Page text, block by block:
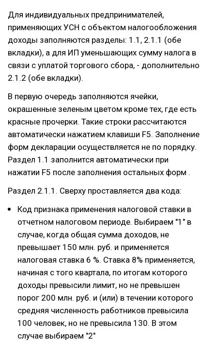
Для индивидуальных предпринимателей,
применяющих УСН с объектом налогообложения
доходы заполняются разделы: 1.1, 2.1.1 (обе
вкладки), а для ИП уменьшающих сумму налога в
связи с уплатой торгового сбора, - дополнительно
2.1.2 (обе вкладки).
В первую очередь заполняются ячейки,
окрашенные зеленым цветом кроме тех, где есть
красные прочерки. Такие строки рассчитаются
автоматически нажатием клавиши F5. Заполнение
форм декларации осуществляется не по порядку.
Раздел 1.1 заполнится автоматически при
нажатии F5 после заполнения остальных форм .
Раздел 2.1.1. Сверху проставляется два кода:
Код признака применения налоговой ставки в
отчетном налоговом периоде. Выбираем "1" в
случае, когда общая сумма доходов, не
превышает 150 млн. руб. и применяется
налоговая ставка 6 %. Ставка 8% применяется,
начиная с того квартала, по итогам которого
доходы превысили лимит, но не превышен
порог 200 млн. руб. и (или) в течении которого
средняя численность работников превысила
100 человек, но не превысила 130. В этом
случае выбираем "2"